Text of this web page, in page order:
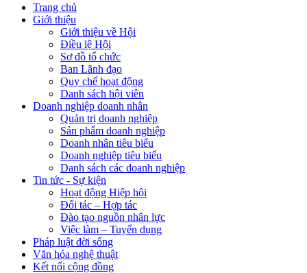
Trang chủ
Giới thiệu
Giới thiệu về Hội
Điều lệ Hội
Sơ đồ tổ chức
Ban Lãnh đạo
Quy chế hoạt động
Danh sách hội viên
Doanh nghiệp doanh nhân
Quản trị doanh nghiệp
Sản phẩm doanh nghiệp
Doanh nhân tiêu biểu
Doanh nghiệp tiêu biểu
Danh sách các doanh nghiệp
Tin tức - Sự kiện
Hoạt động Hiệp hội
Đối tác – Hợp tác
Đào tạo nguồn nhân lực
Việc làm – Tuyển dụng
Pháp luật đời sống
Văn hóa nghệ thuật
Kết nối cộng đồng